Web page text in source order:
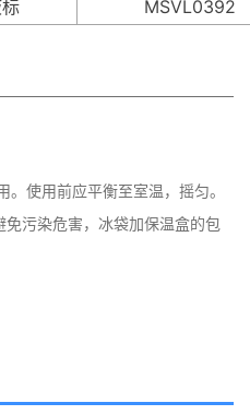
MSVL0392
污染危害，冰​袋加保温盒的包